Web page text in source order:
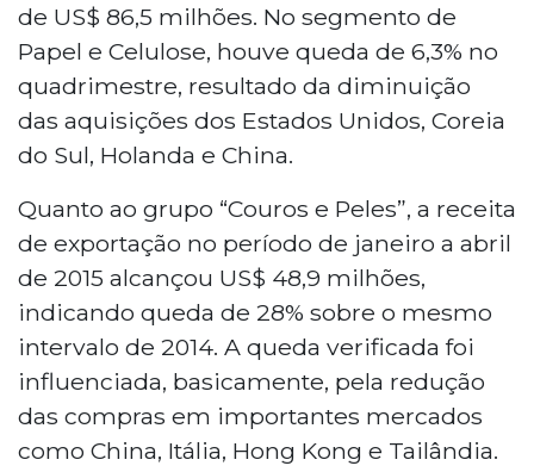
de US$ 86,5 milhões. No segmento de
Papel e Celulose, houve queda de 6,3% no
quadrimestre, resultado da diminuição
das aquisições dos Estados Unidos, Coreia
do Sul, Holanda e China.
Quanto ao grupo “Couros e Peles”, a receita
de exportação no período de janeiro a abril
de 2015 alcançou US$ 48,9 milhões,
indicando queda de 28% sobre o mesmo
intervalo de 2014. A queda verificada foi
influenciada, basicamente, pela redução
das compras em importantes mercados
como China, Itália, Hong Kong e Tailândia.